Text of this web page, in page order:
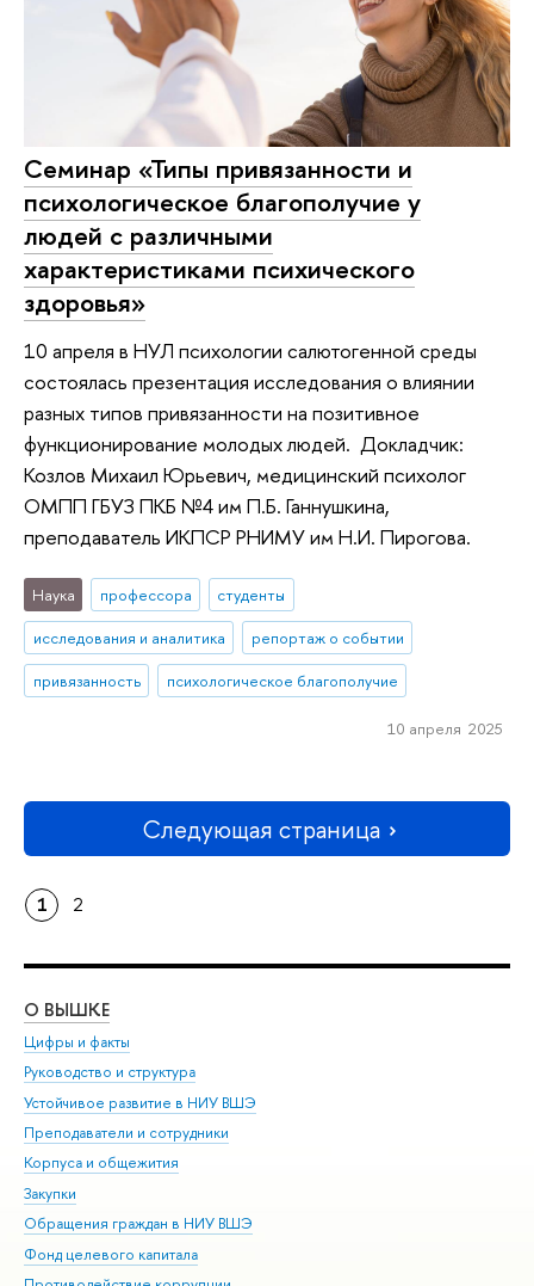
Семинар «Типы привязанности и
психологическое благополучие у
людей с различными
характеристиками психического
здоровья»
10 апреля в НУЛ психологии салютогенной среды
состоялась презентация исследования о влиянии
разных типов привязанности на позитивное
функционирование молодых людей. Докладчик:
Козлов Михаил Юрьевич, медицинский психолог
ОМПП ГБУЗ ПКБ №4 им П.Б. Ганнушкина,
преподаватель ИКПСР РНИМУ им Н.И. Пирогова.
Наука профессора
студенты
исследования и аналитика
репортаж о событии
привязанность
психологическое благополучие
10 апреля 2025
Следующая страница
1 2
О ВЫШКЕ
Цифры и факты
Руководство и структура
Устойчивое развитие в НИУ ВШЭ
Преподаватели и сотрудники
Корпуса и общежития
Закупки
Обращения граждан в НИУ ВШЭ
Фонд целевого капитала